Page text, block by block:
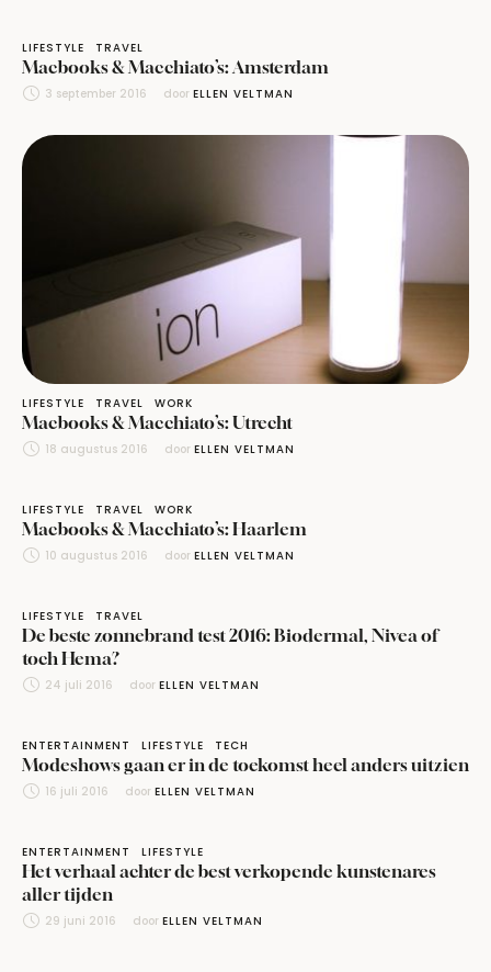
LIFESTYLE TRAVEL
Macbooks & Macchiato’s: Amsterdam
3 september 2016 door ELLEN VELTMAN
LIFESTYLE TRAVEL WORK
Macbooks & Macchiato’s: Utrecht
18 augustus 2016 door ELLEN VELTMAN
LIFESTYLE TRAVEL WORK
Macbooks & Macchiato’s: Haarlem
10 augustus 2016 door ELLEN VELTMAN
LIFESTYLE TRAVEL
De beste zonnebrand test 2016: Biodermal, Nivea of
toch Hema?
24 juli 2016 door ELLEN VELTMAN
ENTERTAINMENT LIFESTYLE TECH
Modeshows gaan er in de toekomst heel anders uitzien
16 juli 2016 door ELLEN VELTMAN
ENTERTAINMENT LIFESTYLE
Het verhaal achter de best verkopende kunstenares
aller tijden
29 juni 2016 door ELLEN VELTMAN